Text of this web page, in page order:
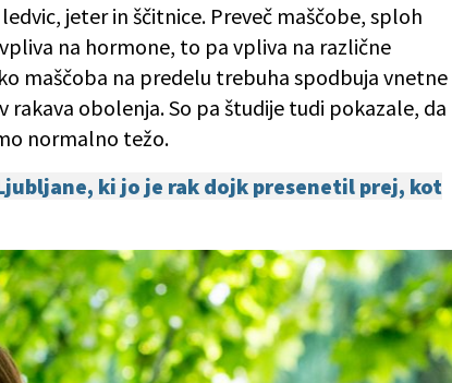
jeter in ščitnice. Preveč maščobe, sploh
na hormone, to pa vpliva na različne
maščoba na predelu trebuha spodbuja vnetne
rakava obolenja. So pa študije tudi pokazale, da
normalno težo.
ki jo je rak dojk presenetil prej, kot